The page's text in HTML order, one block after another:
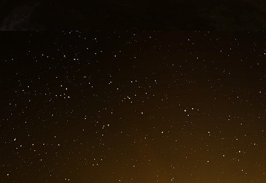
Quelques heures avant la mort d’Ismaël
Hezbollah, Fouad Shukr, était lui tué à
revendiquée par Tsahal. Bras droit
celui-ci perd à son tour la vie le 28
bombes de 900 Kg chacune !!). Titre de
barrage médiatique soulignant que la tête
Unis pour le double attentat d’octobre
américaine à Beyrouth, laquelle fit 241
occupé par 58 militaires français. À part dans
savent à ce jour que le Hezbollah encore
pour perpétrer un tel carnage. Cui bono ?